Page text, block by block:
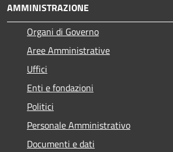
AMMINISTRAZIONE
Organi di Governo
Aree Amministrative
Uffici
Enti e fondazioni
Politici
Personale Amministrativo
Documenti e dati